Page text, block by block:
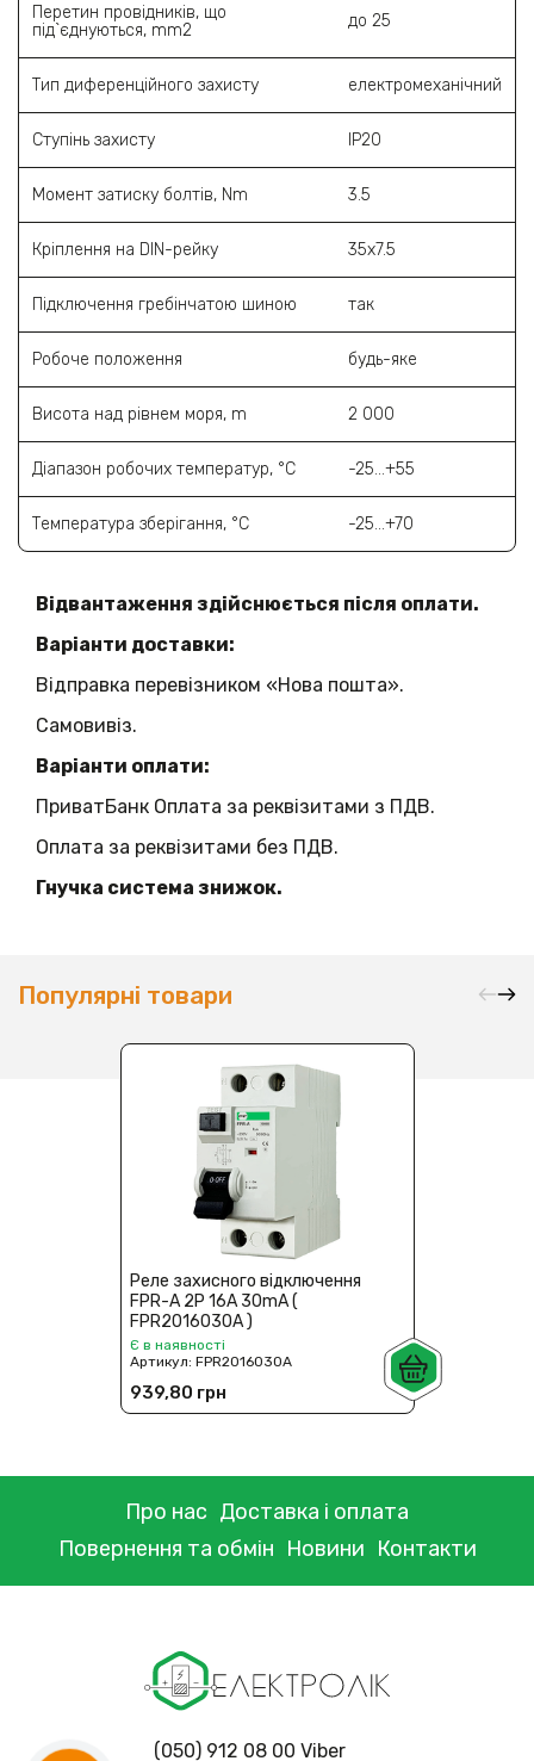
Перетин провідників, що
під`єднуються, mm2
до 25
Тип диференційного захисту електромеханічний
Ступінь захисту IP20
Момент затиску болтів, Nm 3.5
Кріплення на DIN-рейку 35х7.5
Підключення гребінчатою шиною так
Робоче положення будь-яке
Висота над рівнем моря, m 2 000
Діапазон робочих температур, °C -25...+55
Температура зберігання, °C -25...+70
Відвантаження здійснюється після оплати.
Варіанти доставки:
Відправка перевізником «Нова пошта».
Самовивіз.
Варіанти оплати:
ПриватБанк Оплата за реквізитами з ПДВ.
Оплата за реквізитами без ПДВ.
Гнучка система знижок.
Популярні товари
Реле захисного відключення
FPR-A 2P 16A 30mA (
FPR2016030A )
Є в наявності
Артикул:FPR2016030A
939,80 грн
Про нас Доставка і оплата
Повернення та обмін Новини Контакти
(050) 912 08 00 Viber